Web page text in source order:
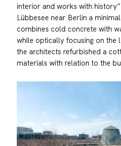
interior and works with
Lübbesee near Berlin a
combines cold concrete with
while optically focusing on the
the architects refurbished a
materials with relation to the